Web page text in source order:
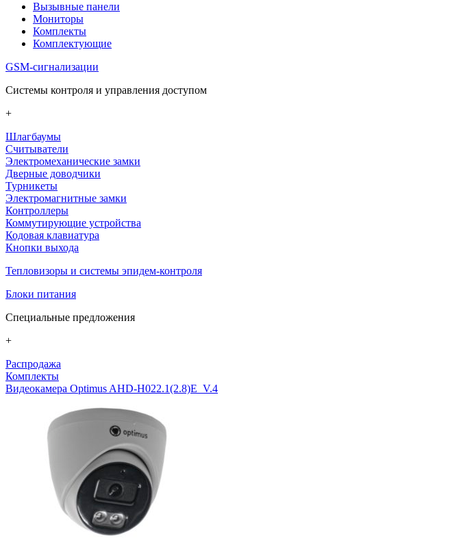
Вызывные панели
Мониторы
Комплекты
Комплектующие
GSM-сигнализации
Системы контроля и управления доступом
+
Шлагбаумы
Считыватели
Электромеханические замки
Дверные доводчики
Турникеты
Электромагнитные замки
Контроллеры
Коммутирующие устройства
Кодовая клавиатура
Кнопки выхода
Тепловизоры и системы эпидем-контроля
Блоки питания
Специальные предложения
+
Распродажа
Комплекты
Видеокамера Optimus AHD-H022.1(2.8)E_V.4